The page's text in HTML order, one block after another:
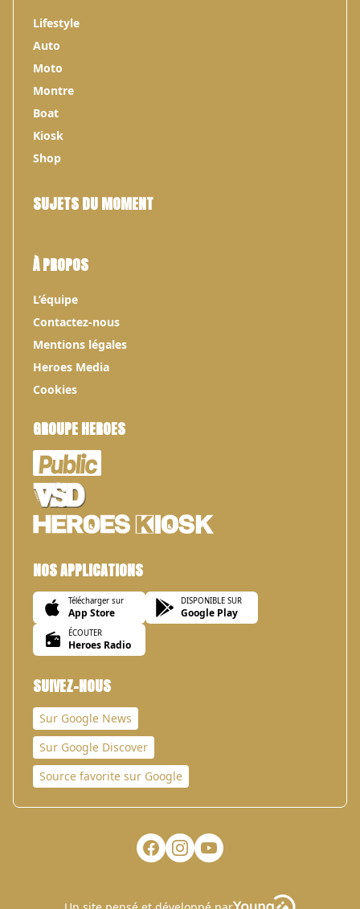
Lifestyle
Auto
Moto
Montre
Boat
Kiosk
Shop
SUJETS DU MOMENT
À PROPOS
L’équipe
Contactez-nous
Mentions légales
Heroes Media
Cookies
GROUPE HEROES
NOS APPLICATIONS
Télécharger sur
App Store
DISPONIBLE SUR
Google Play
ÉCOUTER
Heroes Radio
SUIVEZ-NOUS
Sur Google News
Sur Google Discover
Source favorite sur Google